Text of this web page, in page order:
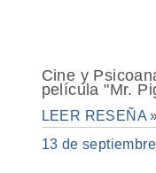
Cine y
película "Mr.
LEER RESEÑA
13 de